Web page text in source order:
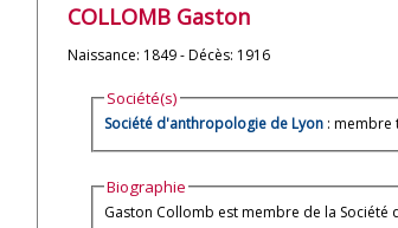
COLLOMB Gaston
Naissance: 1849 - Décès: 1916
Société(s)
Société d'anthropologie de Lyon : membre
Biographie
Gaston Collomb est membre de la